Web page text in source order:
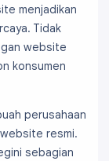
menjadikan
Tidak
website
konsumen
perusahaan
resmi.
sebagian